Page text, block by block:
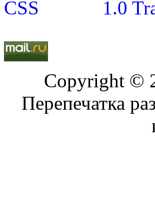
Copyright ©
Перепечатка